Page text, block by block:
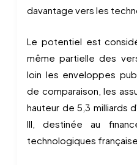
davantage vers les
Le potentiel est
même partielle des
loin les enveloppes
de comparaison, les
hauteur de 5,3 milliards
III, destinée au
technologiques